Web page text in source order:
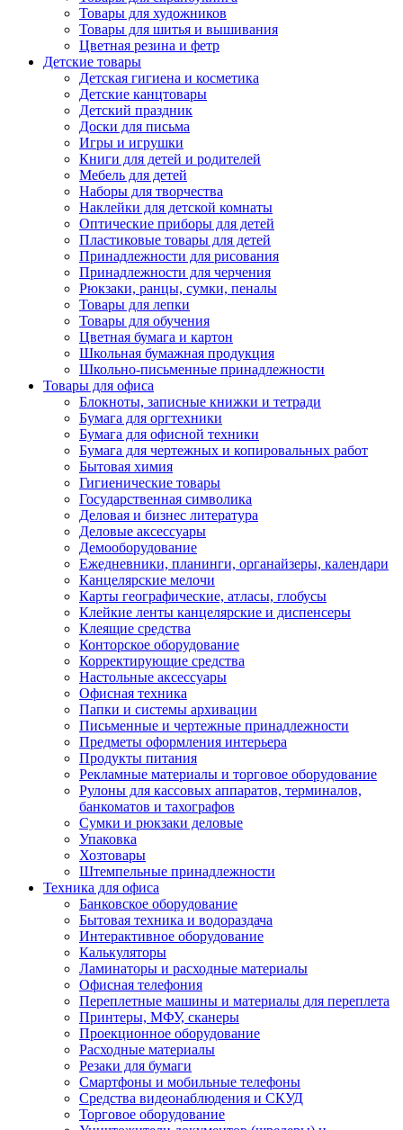
Товары для художников
Товары для шитья и вышивания
Цветная резина и фетр
Детские товары
Детская гигиена и косметика
Детские канцтовары
Детский праздник
Доски для письма
Игры и игрушки
Книги для детей и родителей
Мебель для детей
Наборы для творчества
Наклейки для детской комнаты
Оптические приборы для детей
Пластиковые товары для детей
Принадлежности для рисования
Принадлежности для черчения
Рюкзаки, ранцы, сумки, пеналы
Товары для лепки
Товары для обучения
Цветная бумага и картон
Школьная бумажная продукция
Школьно-письменные принадлежности
Товары для офиса
Блокноты, записные книжки и тетради
Бумага для оргтехники
Бумага для офисной техники
Бумага для чертежных и копировальных работ
Бытовая химия
Гигиенические товары
Государственная символика
Деловая и бизнес литература
Деловые аксессуары
Демооборудование
Ежедневники, планинги, органайзеры, календари
Канцелярские мелочи
Карты географические, атласы, глобусы
Клейкие ленты канцелярские и диспенсеры
Клеящие средства
Конторское оборудование
Корректирующие средства
Настольные аксессуары
Офисная техника
Папки и системы архивации
Письменные и чертежные принадлежности
Предметы оформления интерьера
Продукты питания
Рекламные материалы и торговое оборудование
Рулоны для кассовых аппаратов, терминалов,
банкоматов и тахографов
Сумки и рюкзаки деловые
Упаковка
Хозтовары
Штемпельные принадлежности
Техника для офиса
Банковское оборудование
Бытовая техника и водораздача
Интерактивное оборудование
Калькуляторы
Ламинаторы и расходные материалы
Офисная телефония
Переплетные машины и материалы для переплета
Принтеры, МФУ, сканеры
Проекционное оборудование
Расходные материалы
Резаки для бумаги
Смартфоны и мобильные телефоны
Средства видеонаблюдения и СКУД
Торговое оборудование